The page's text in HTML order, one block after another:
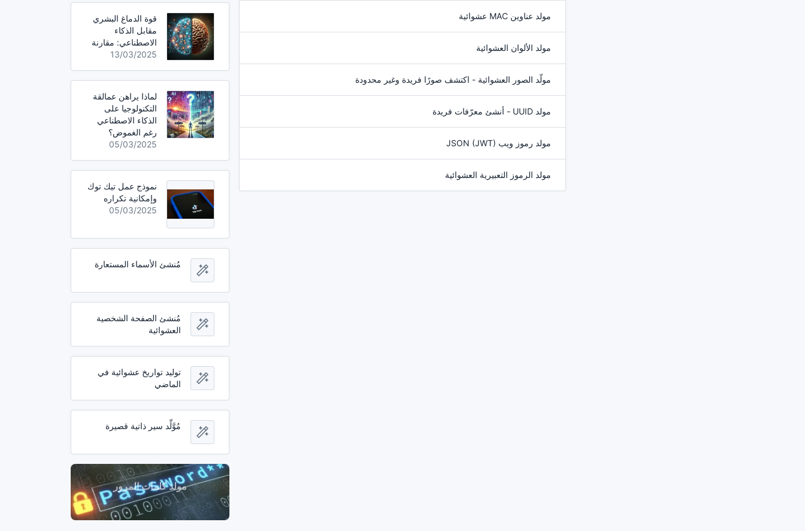
مولد عناوين MAC عشوائية
مولد الألوان العشوائية
مولّد الصور العشوائية - اكتشف صورًا فريدة وغير محدودة
مولد UUID - أنشئ معرّفات فريدة
مولد رموز ويب JSON (JWT)
مولد الرموز التعبيرية العشوائية
قوة الدماغ البشري
مقابل الذكاء
الاصطناعي: مقارنة
13/03/2025
لماذا يراهن عمالقة
التكنولوجيا على
الذكاء الاصطناعي
رغم الغموض؟
05/03/2025
نموذج عمل تيك توك
وإمكانية تكراره
05/03/2025
مُنشئ الأسماء المستعارة
مُنشئ الصفحة الشخصية
العشوائية
توليد تواريخ عشوائية في
الماضي
مُوَّلِّد سير ذاتية قصيرة
مولد كلمات المرور